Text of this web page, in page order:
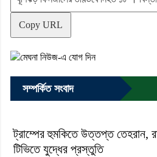
Copy URL
সম্পর্কিত সংবাদ
ট্রাম্পের হুমকিতে উত্তপ্ত তেহরান,
টিভিতে যুদ্ধের প্রস্তুতি